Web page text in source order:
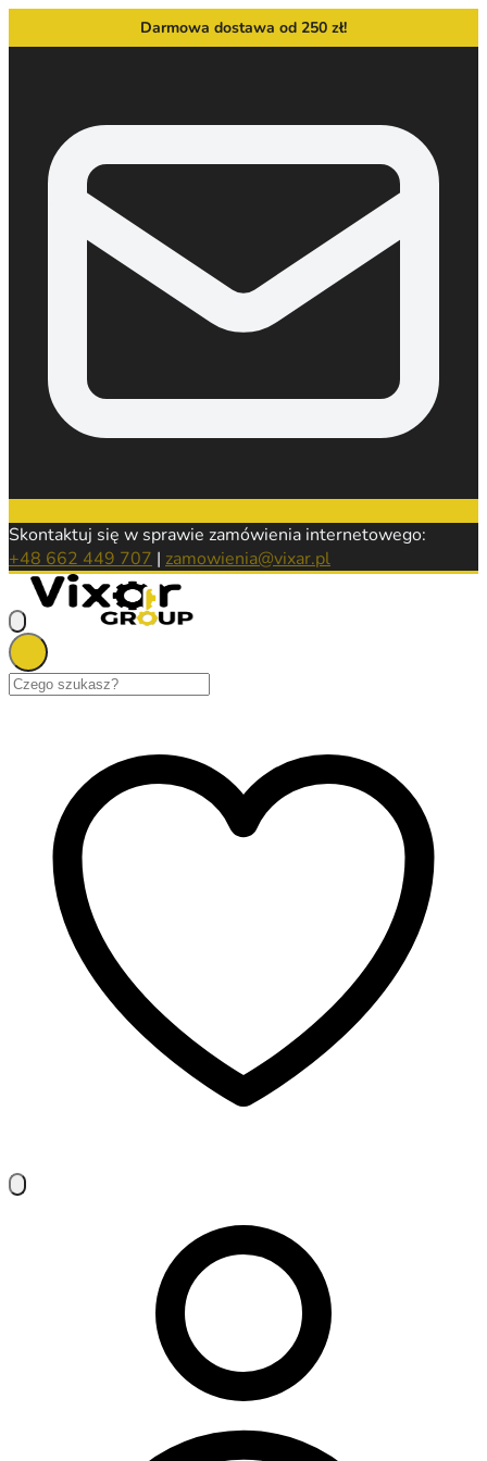
Darmowa dostawa od 250 zł!
Skontaktuj się w sprawie zamówienia internetowego:
+48 662 449 707 | zamowienia@vixar.pl